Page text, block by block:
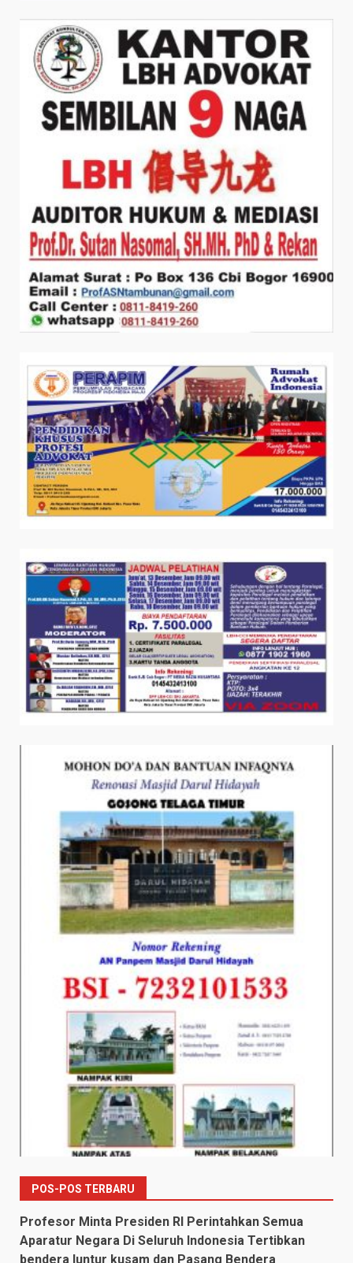
POS-POS TERBARU
Profesor Minta Presiden RI Perintahkan Semua
Aparatur Negara Di Seluruh Indonesia Tertibkan
bendera luntur kusam dan Pasang Bendera